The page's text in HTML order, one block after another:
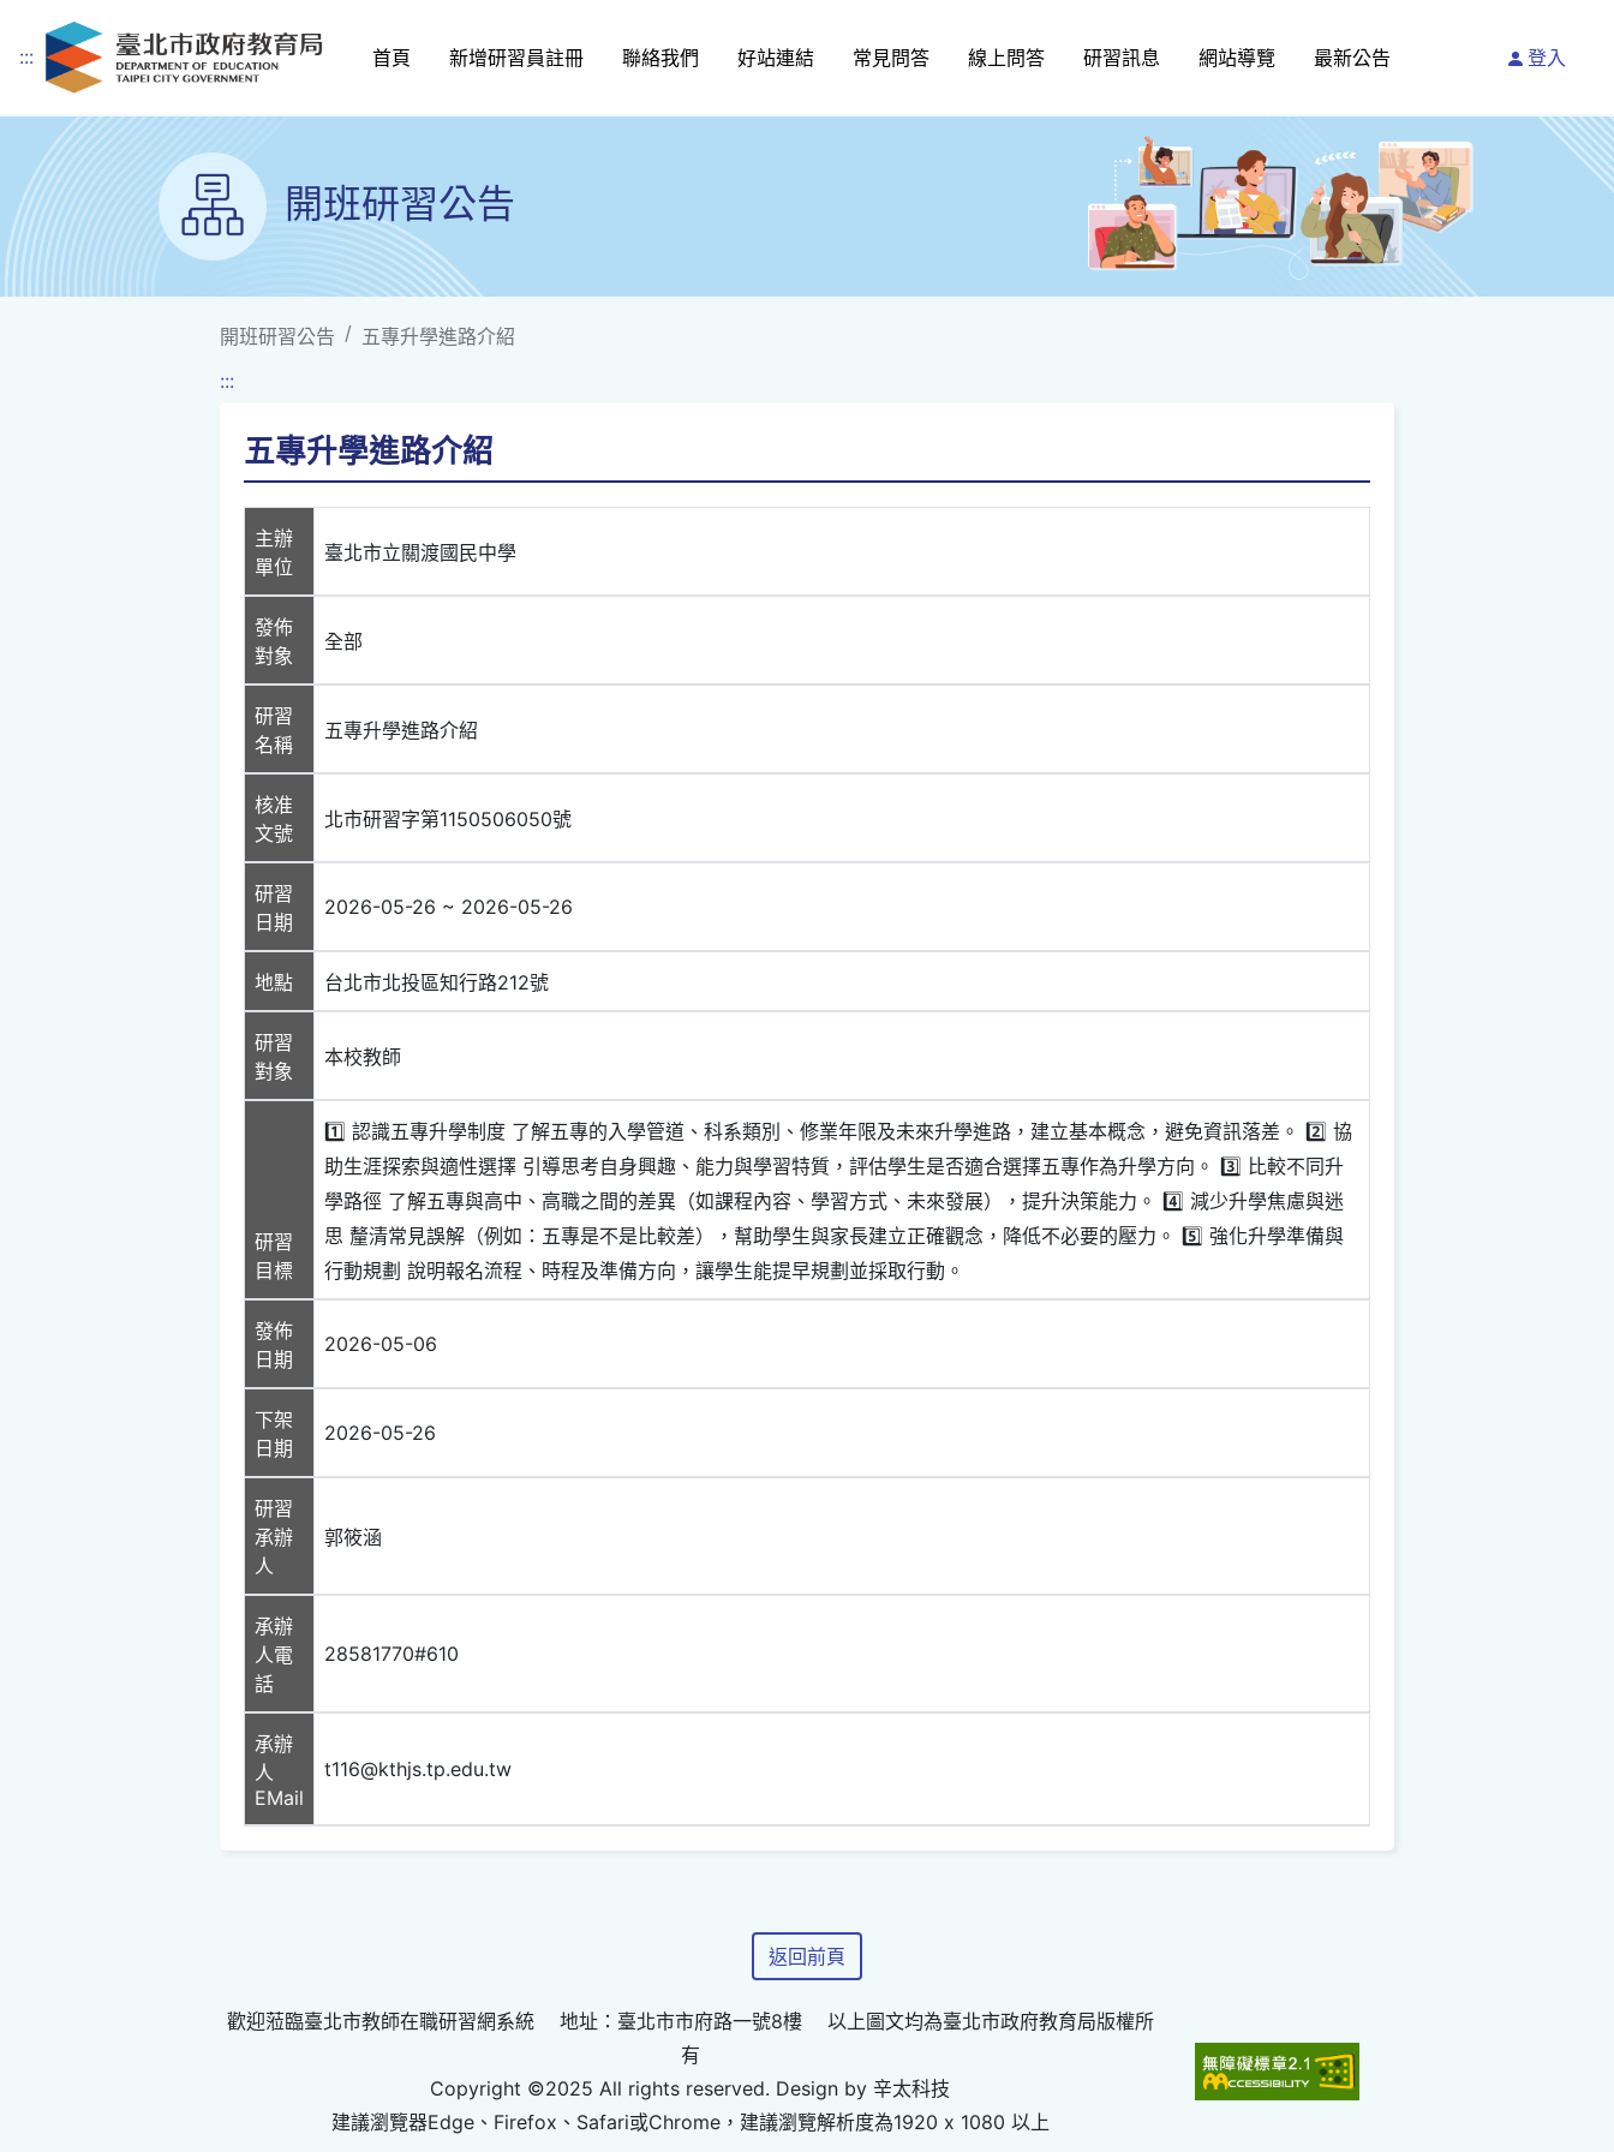
跳到主要內容
::: 首頁 新增研習員註冊 聯絡我們 好站連結 常見問答 線上問答 研習訊息 網站導覽 最新公告 登入
開班研習公告
開班研習公告
五專升學進路介紹
:::
五專升學進路介紹
主辦
單位
臺北市立關渡國民中學
發佈
對象
全部
研習
名稱
五專升學進路介紹
核准
文號
北市研習字第1150506050號
研習
日期
2026-05-26 ~ 2026-05-26
地點 台北市北投區知行路212號
研習
對象
本校教師
研習
目標
1️⃣ 認識五專升學制度 了解五專的入學管道、科系類別、修業年限及未來升學進路，建立基本概念，避免資訊落差。 2️⃣ 協
助生涯探索與適性選擇 引導思考自身興趣、能力與學習特質，評估學生是否適合選擇五專作為升學方向。 3️⃣ 比較不同升
學路徑 了解五專與高中、高職之間的差異（如課程內容、學習方式、未來發展），提升決策能力。 4️⃣ 減少升學焦慮與迷
思 釐清常見誤解（例如：五專是不是比較差），幫助學生與家長建立正確觀念，降低不必要的壓力。 5️⃣ 強化升學準備與
行動規劃 說明報名流程、時程及準備方向，讓學生能提早規劃並採取行動。
發佈
日期
2026-05-06
下架
日期
2026-05-26
研習
承辦
人
郭筱涵
承辦
人電
話
28581770#610
承辦
人
EMail
t116@kthjs.tp.edu.tw
返回前頁
歡迎蒞臨臺北市教師在職研習網系統 地址：臺北市市府路一號8樓 以上圖文均為臺北市政府教育局版權所
有
Copyright ©2025 All rights reserved. Design by 辛太科技
建議瀏覽器Edge、Firefox、Safari或Chrome，建議瀏覽解析度為1920 x 1080 以上